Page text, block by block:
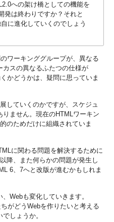
への架け橋としての機能を
発は終わりですか？それと
に進化していくのでしょう
ワーキンググループが、異なる
カスの異なるふたつの仕様が
かどうかは、疑問に思っていま
していくのかですが、スケジュ
ません。現在のHTMLワーキン
のためだけに組織されていま
に関わる問題を解決するために
降、また何らかの問題が発生し
6、7へと改版が進むかもしれま
Webも変化していきます。
がどうWebを作りたいと考える
しょうか。